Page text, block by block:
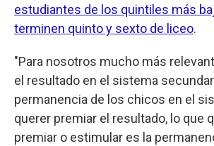
estudiantes de los quintiles más
terminen quinto y sexto de liceo.
"Para nosotros mucho más
el resultado en el sistema
permanencia de los chicos en el
querer premiar el resultado, lo que
premiar o estimular es la